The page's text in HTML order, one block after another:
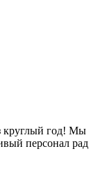
круглый год! Мы
персонал рад